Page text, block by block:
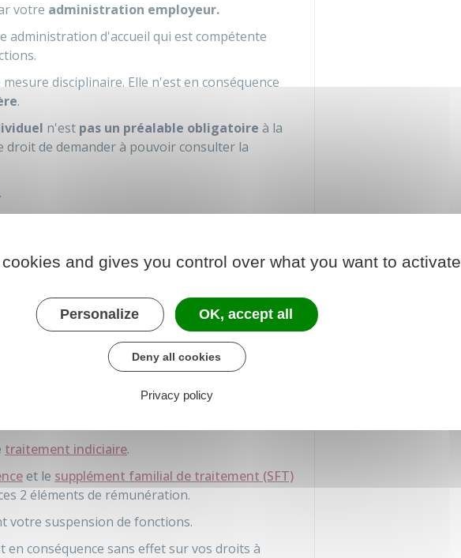
votre administration employeur.
administration d'accueil qui est compétente
disciplinaire. Elle n'est en conséquence
.
n'est pas un préalable obligatoire à la
droit de demander à pouvoir consulter la
de fonctions.
d'un
décision de suspension de fonctions doit être
qui la motive.
pendant la période de
dans vos locaux de travail.
traitement indiciaire.
et le supplément familial de traitement (SFT)
2 éléments de rémunération.
votre suspension de fonctions.
conséquence sans effet sur vos droits à
and gives you control over what you want to activate
Personalize OK, accept all
Deny all cookies
Privacy policy